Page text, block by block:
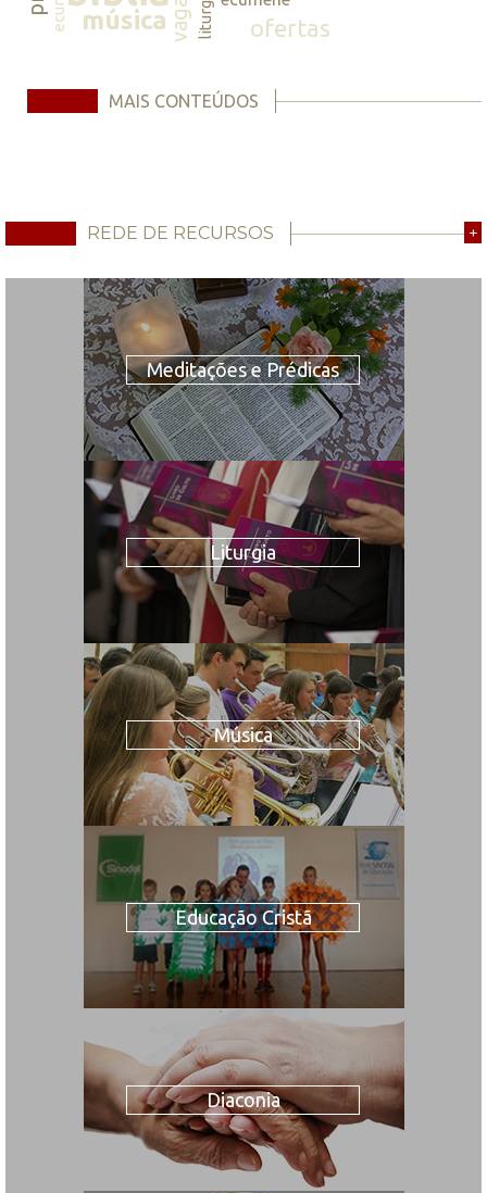
músicavagasliturgia ofertas
MAIS CONTEÚDOS
REDE DE RECURSOS +
Meditações e Prédicas
Liturgia
Música
Educação Cristã
Diaconia